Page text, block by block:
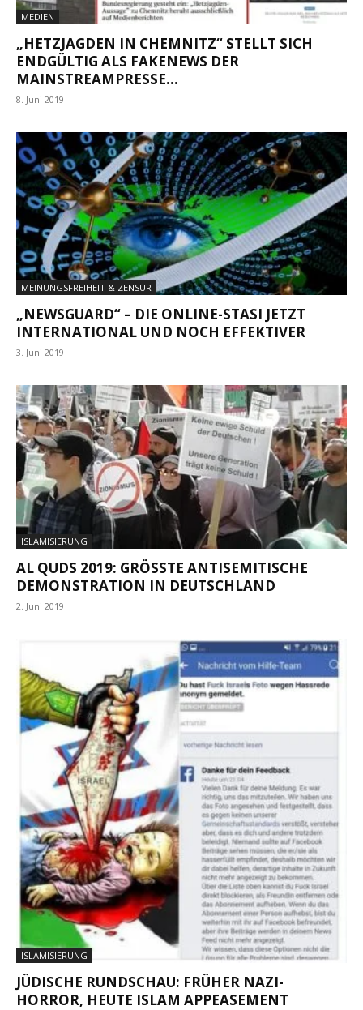
MEDIEN
„HETZJAGDEN IN CHEMNITZ“ STELLT SICH
ENDGÜLTIG ALS FAKENEWS DER
MAINSTREAMPRESSE...
8. Juni 2019
MEINUNGSFREIHEIT & ZENSUR
„NEWSGUARD“ – DIE ONLINE-STASI JETZT
INTERNATIONAL UND NOCH EFFEKTIVER
3. Juni 2019
ISLAMISIERUNG
AL QUDS 2019: GRÖSSTE ANTISEMITISCHE D
EMONSTRATION IN DEUTSCHLAND
2. Juni 2019
ISLAMISIERUNG
JÜDISCHE RUNDSCHAU: FRÜHER NAZI-
HORROR, HEUTE ISLAM APPEASEMENT